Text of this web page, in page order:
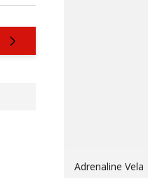
Adrenaline Vela